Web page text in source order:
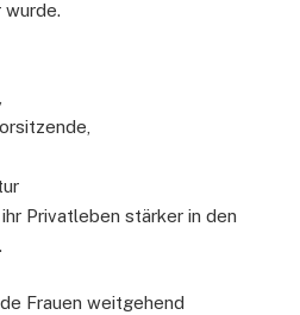
Privatleben stärker in den
Frauen weitgehend